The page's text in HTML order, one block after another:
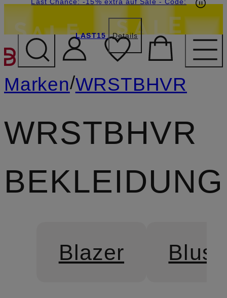
ZUM HAUPTINHALT
LAST15 Details
Marken/WRSTBHVR
WRSTBHVR
BEKLEIDUNG
Blazer